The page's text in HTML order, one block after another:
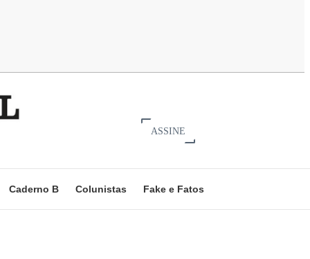
ASSINE
Caderno B Colunistas Fake e Fatos